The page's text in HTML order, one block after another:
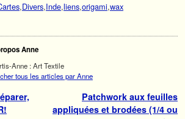
,Divers,Inde,liens,origami,wax
Anne
Anne : Art Textile
tous les articles par Anne
Patchwork aux feuilles
appliquées et brodées (1/4 ou